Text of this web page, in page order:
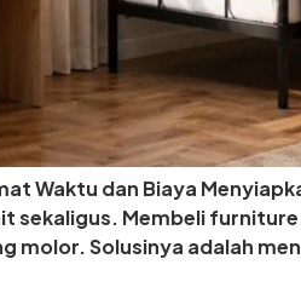
Waktu dan Biaya
sekaligus. Membeli
molor. Solusinya adalah